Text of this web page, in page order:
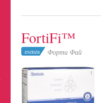
FortiFi™
esenza Форти Фай